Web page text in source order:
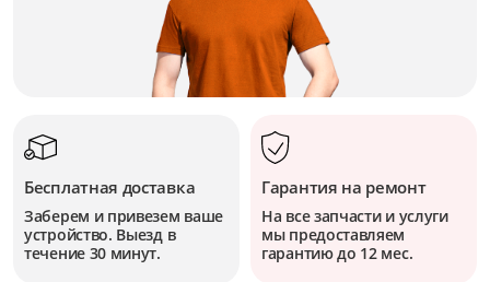
Бесплатная доставка
Заберем и привезем ваше
устройство. Выезд в
течение 30 минут.
Гарантия на ремонт
На все запчасти и услуги
мы предоставляем
гарантию до 12 мес.